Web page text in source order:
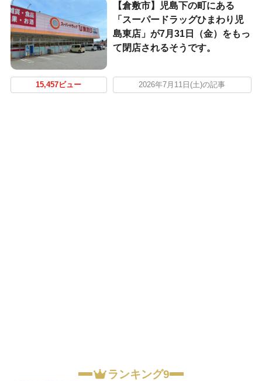
【倉敷市】児島下の町にある
「スーパードラッグひまわり児
島東店」が7月31日（金）をもっ
て閉店されるそうです。
15,457ビュー 2026年7月11日(土)の記事
ランキング9